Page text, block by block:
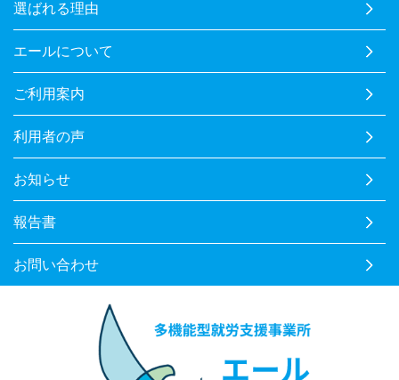
選ばれる理由
エールについて
ご利用案内
利用者の声
お知らせ
報告書
お問い合わせ